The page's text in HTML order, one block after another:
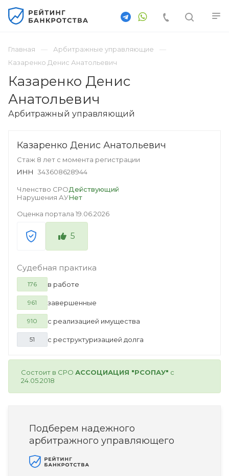
Главная
Арбитражные управляющие
Казаренко Денис Анатольевич
Казаренко Денис
Анатольевич
Арбитражный управляющий
Казаренко Денис Анатольевич
Стаж 8 лет с момента регистрации
ИНН 343608628944
Членство СРОДействующий
Нарушения АУНет
Оценка портала 19.06.2026
5
Судебная практика
176 в работе
961 завершенные
910 с реализацией имущества
51 с реструктуризацией долга
Состоит в СРО АССОЦИАЦИЯ "РСОПАУ" с
24.05.2018
Подберем надежного
арбитражного управляющего